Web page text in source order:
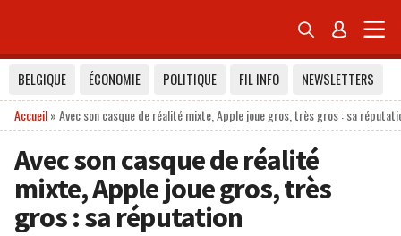
 
BELGIQUE ÉCONOMIE POLITIQUE FIL INFO
NEWSLETTERS
Accueil»Avec son casque de réalité mixte, Apple joue gros, très gros : sa
Avec son casque de réalité
mixte, Apple joue gros, très
gros : sa réputation